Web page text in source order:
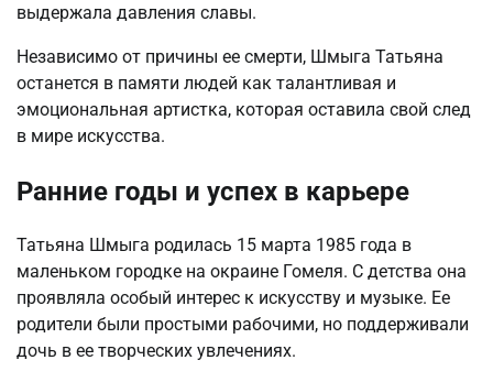
выдержала давления славы.
Независимо от причины ее смерти, Шмыга Татьяна
останется в памяти людей как талантливая и
эмоциональная артистка, которая оставила свой след
в мире искусства.
Ранние годы и успех в карьере
Татьяна Шмыга родилась 15 марта 1985 года в
маленьком городке на окраине Гомеля. С детства она
проявляла особый интерес к искусству и музыке. Ее
родители были простыми рабочими, но поддерживали
дочь в ее творческих увлечениях.